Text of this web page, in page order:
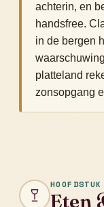
achterin, en
handsfree.
in de bergen
platteland
zonsopgang
Eten